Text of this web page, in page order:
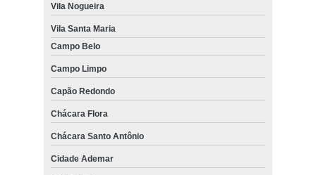
Vila Nogueira
Vila Santa Maria
Campo Belo
Campo Limpo
Capão Redondo
Chácara Flora
Chácara Santo Antônio
Cidade Ademar